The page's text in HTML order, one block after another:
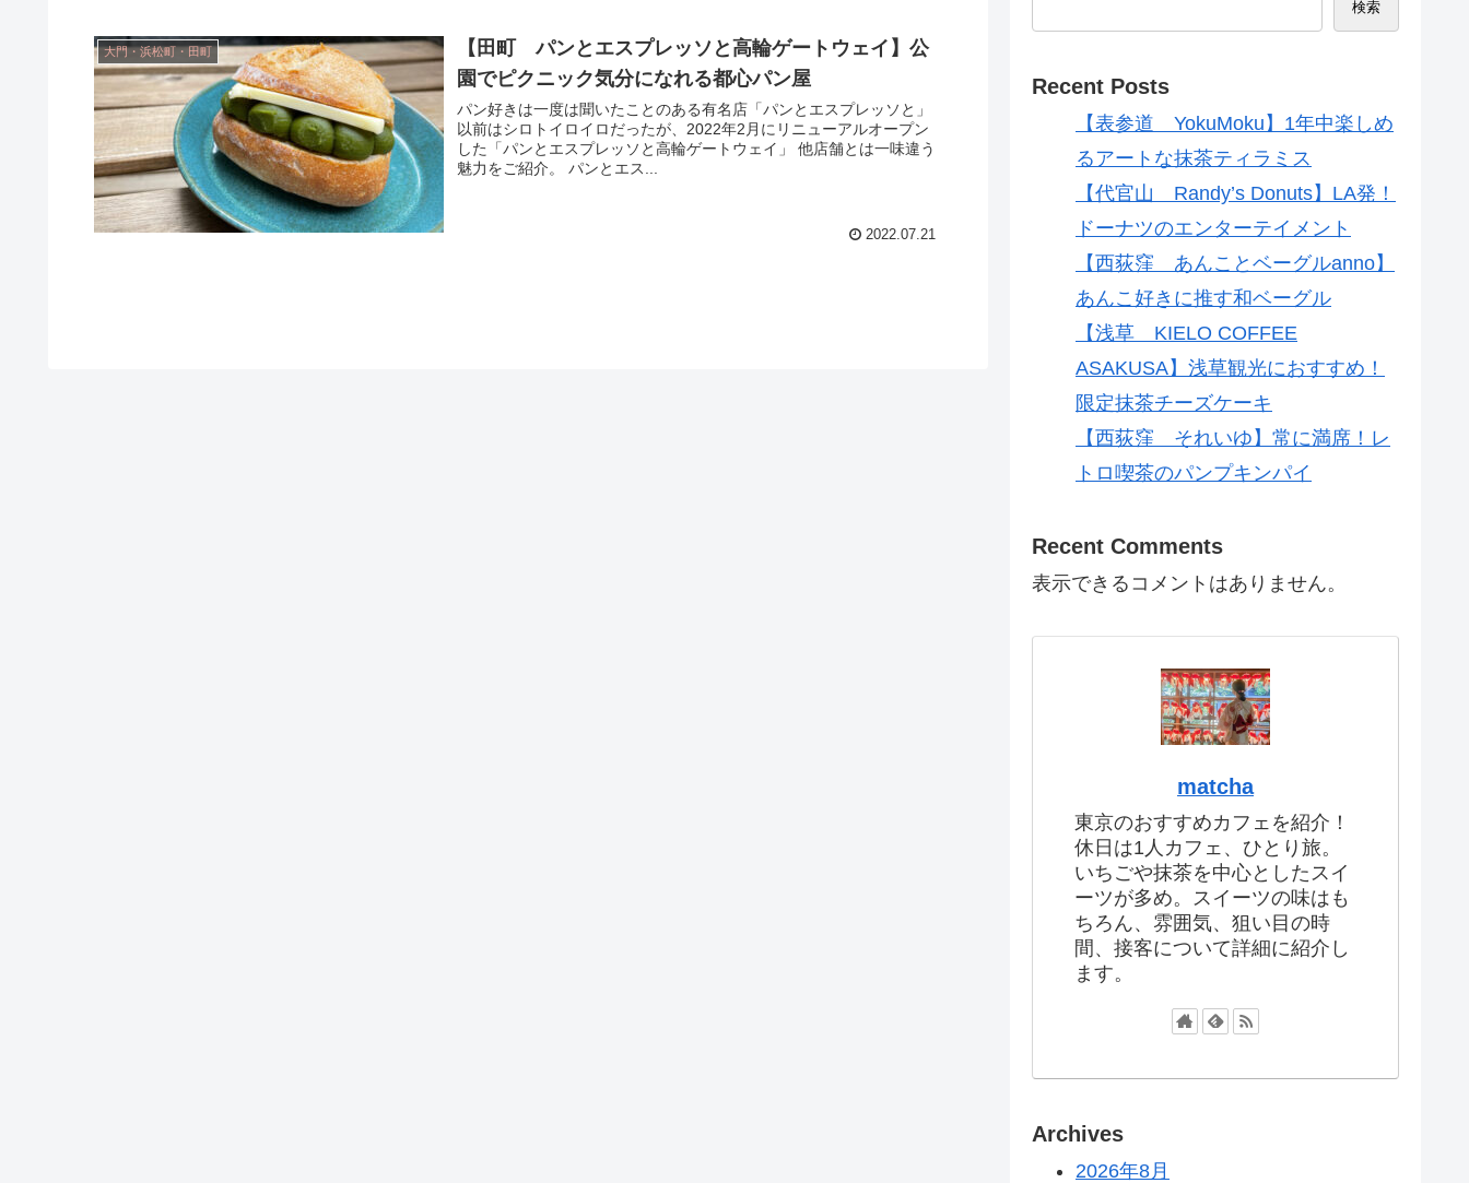
大門・浜松町・田町
【田町 パンとエスプレッソと高輪ゲートウェイ】公
園でピクニック気分になれる都心パン屋
パン好きは一度は聞いたことのある有名店「パンとエスプレッソと」
以前はシロトイロイロだったが、2022年2月にリニューアルオープン
した「パンとエスプレッソと高輪ゲートウェイ」 他店舗とは一味違う
魅力をご紹介。 パンとエス...
2022.07.21
検索
Recent Posts
【表参道 YokuMoku】1年中楽しめ
るアートな抹茶ティラミス
【代官山 Randy’s Donuts】LA発！
ドーナツのエンターテイメント
【西荻窪 あんことベーグルanno】
あんこ好きに推す和ベーグル
【浅草 KIELO COFFEE
ASAKUSA】浅草観光におすすめ！
限定抹茶チーズケーキ
【西荻窪 それいゆ】常に満席！レ
トロ喫茶のパンプキンパイ
Recent Comments
表示できるコメントはありません。
matcha
東京のおすすめカフェを紹介！
休日は1人カフェ、ひとり旅。
いちごや抹茶を中心としたスイ
ーツが多め。スイーツの味はも
ちろん、雰囲気、狙い目の時
間、接客について詳細に紹介し
ます。
Archives
2026年8月